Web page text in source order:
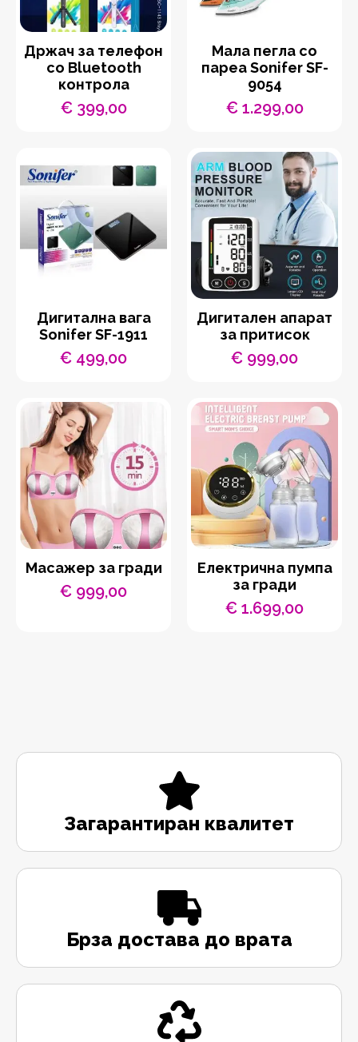
Држач за телефон
со Bluetooth
контрола
€399,00
Мала пегла со
пареа Sonifer SF-
9054
€1.299,00
Дигитална вага
Sonifer SF-1911
€ 499,00
Дигитален апарат
за притисок
€ 999,00
Масажер за гради
€ 999,00
Електрична пумпа
за гради
€ 1.699,00
Загарантиран квалитет
Брза достава до врата